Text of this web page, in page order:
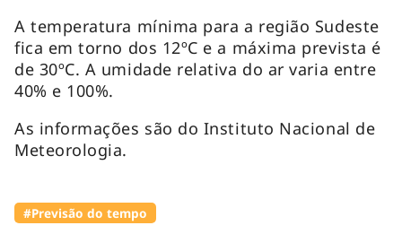
A temperatura mínima para a região Sudeste
fica em torno dos 12ºC e a máxima prevista é
de 30ºC. A umidade relativa do ar varia entre
40% e 100%.
As informações são do Instituto Nacional de
Meteorologia.
#Previsão do tempo